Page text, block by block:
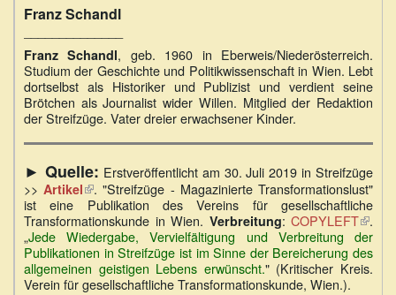
Franz Schandl
Franz Schandl, geb. 1960 in Eberweis/Niederösterreich.
Studium der Geschichte und Politikwissenschaft in Wien. Lebt
dortselbst als Historiker und Publizist und verdient seine
Brötchen als Journalist wider Willen. Mitglied der Redaktion
der Streifzüge. Vater dreier erwachsener Kinder.
► Quelle: Erstveröffentlicht am 30. Juli 2019 in Streifzüge
>>Artikel(Link
ist
extern)
. "Streifzüge - Magazinierte Transformationslust"
ist eine Publikation des Vereins für gesellschaftliche
Transformationskunde in Wien. Verbreitung: COPYLEFT(Link
ist
.
„Jede Wiedergabe, Vervielfältigung und Verbreitung der
Publikationen in Streifzüge ist im Sinne der Bereicherung des
allgemeinen geistigen Lebens erwünscht." (Kritischer Kreis.
Verein für gesellschaftliche Transformationskunde, Wien.).